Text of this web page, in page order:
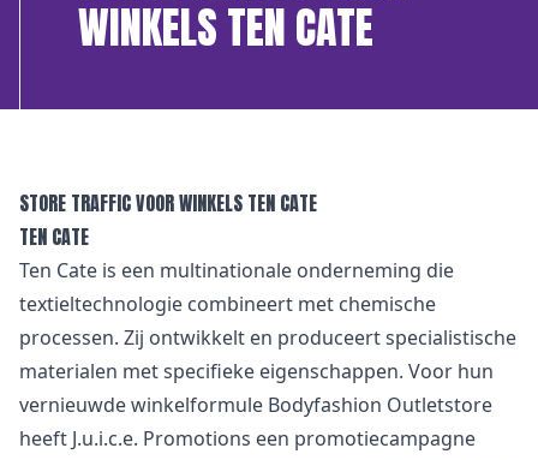
WINKELS TEN CATE
STORE TRAFFIC VOOR WINKELS TEN CATE
TEN CATE
Ten Cate is een multinationale onderneming die
textieltechnologie combineert met chemische
processen. Zij ontwikkelt en produceert specialistische
materialen met specifieke eigenschappen. Voor hun
vernieuwde winkelformule Bodyfashion Outletstore
heeft J.u.i.c.e. Promotions een promotiecampagne